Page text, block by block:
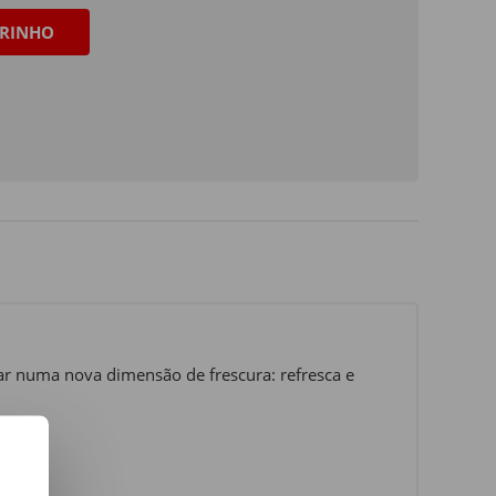
numa nova dimensão de frescura: refresca e